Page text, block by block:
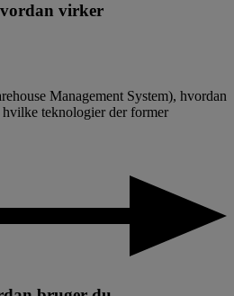
virker
Management System), hvordan
teknologier der former